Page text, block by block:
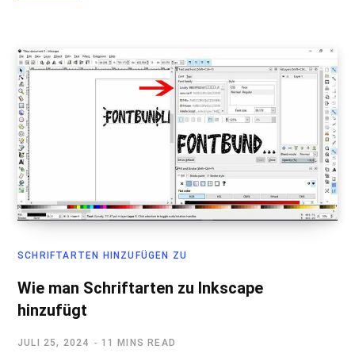
SCHRIFTARTEN HINZUFÜGEN ZU
Wie man Schriftarten zu Inkscape
hinzufügt
JULI 25, 2024 11 MINS READ